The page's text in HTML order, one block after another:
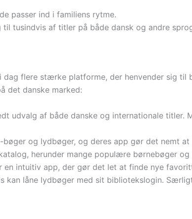
passer ind i familiens rytme.
til tusindvis af titler på både dansk og andre
flere stærke platforme, der henvender sig til
det danske marked:
udvalg af både danske og internationale titler.
og lydbøger, og deres app gør det nemt
herunder mange populære børnebøger og
intuitiv app, der gør det let at finde nye
kan låne lydbøger med sit bibliotekslogin.